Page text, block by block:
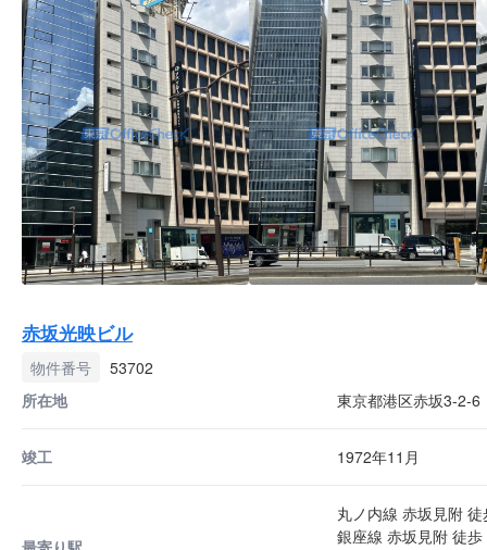
赤坂光映ビル
物件番号
53702
所在地
東京都港区赤坂3-2-6
竣工 1972年11月
丸ノ内線 赤坂見附
銀座線 赤坂見附 徒歩